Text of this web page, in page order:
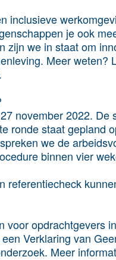
inclusieve
je ook
zijn we in staat om
Meer weten?
november 2022.
ronde staat gepland
we de
binnen vier
referentiecheck
voor opdrachtgevers
Verklaring van
Meer